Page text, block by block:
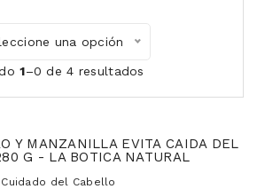
una opción
1–0 de 4 resultados
Y MANZANILLA EVITA CAIDA DEL
G - LA BOTICA NATURAL
Cuidado del Cabello